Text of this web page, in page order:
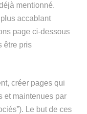
mentionné.
accablant
page ci-dessous
être pris
créer pages qui
et maintenues par
Le but de ces